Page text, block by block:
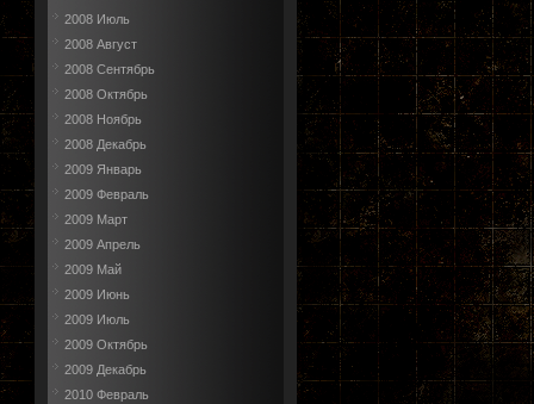
2008 Июль
2008 Август
2008 Сентябрь
2008 Октябрь
2008 Ноябрь
2008 Декабрь
2009 Январь
2009 Февраль
2009 Март
2009 Апрель
2009 Май
2009 Июнь
2009 Июль
2009 Октябрь
2009 Декабрь
2010 Февраль